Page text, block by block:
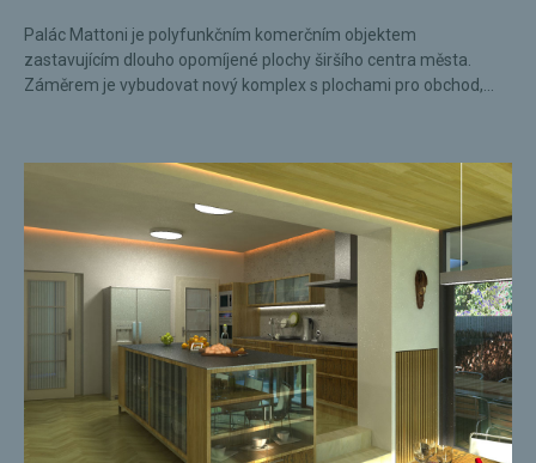
Palác Mattoni je polyfunkčním komerčním objektem
zastavujícím dlouho opomíjené plochy širšího centra města.
Záměrem je vybudovat nový komplex s plochami pro obchod,...